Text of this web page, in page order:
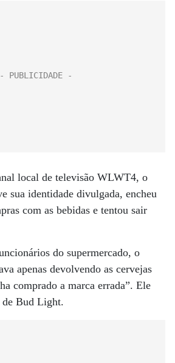
local de televisão WLWT4, o
sua identidade divulgada, encheu
com as bebidas e tentou sair
do supermercado, o
apenas devolvendo as cervejas
comprado a marca errada”. Ele
de Bud Light.